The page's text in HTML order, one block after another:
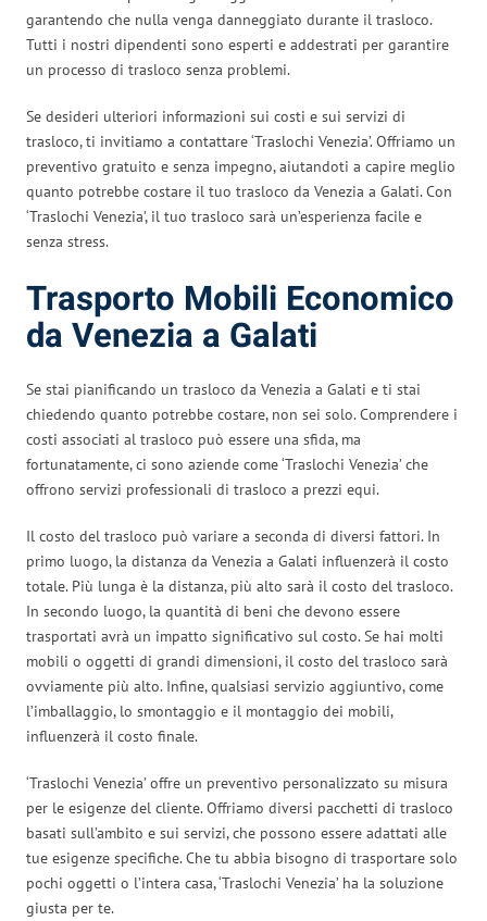
garantendo che nulla venga danneggiato durante il trasloco.
Tutti i nostri dipendenti sono esperti e addestrati per garantire
un processo di trasloco senza problemi.
Se desideri ulteriori informazioni sui costi e sui servizi di
trasloco, ti invitiamo a contattare ‘Traslochi Venezia’. Offriamo un
preventivo gratuito e senza impegno, aiutandoti a capire meglio
quanto potrebbe costare il tuo trasloco da Venezia a Galati. Con
‘Traslochi Venezia’, il tuo trasloco sarà un’esperienza facile e
senza stress.
Trasporto Mobili Economico
da Venezia a Galati
Se stai pianificando un trasloco da Venezia a Galati e ti stai
chiedendo quanto potrebbe costare, non sei solo. Comprendere i
costi associati al trasloco può essere una sfida, ma
fortunatamente, ci sono aziende come ‘Traslochi Venezia’ che
offrono servizi professionali di trasloco a prezzi equi.
Il costo del trasloco può variare a seconda di diversi fattori. In
primo luogo, la distanza da Venezia a Galati influenzerà il costo
totale. Più lunga è la distanza, più alto sarà il costo del trasloco.
In secondo luogo, la quantità di beni che devono essere
trasportati avrà un impatto significativo sul costo. Se hai molti
mobili o oggetti di grandi dimensioni, il costo del trasloco sarà
ovviamente più alto. Infine, qualsiasi servizio aggiuntivo, come
l’imballaggio, lo smontaggio e il montaggio dei mobili,
influenzerà il costo finale.
‘Traslochi Venezia’ offre un preventivo personalizzato su misura
per le esigenze del cliente. Offriamo diversi pacchetti di trasloco
basati sull’ambito e sui servizi, che possono essere adattati alle
tue esigenze specifiche. Che tu abbia bisogno di trasportare solo
pochi oggetti o l’intera casa, ‘Traslochi Venezia’ ha la soluzione
giusta per te.